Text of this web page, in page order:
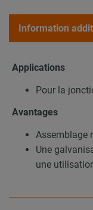
Information
Applications
Pour la
Avantages
Assemblage
Une
une